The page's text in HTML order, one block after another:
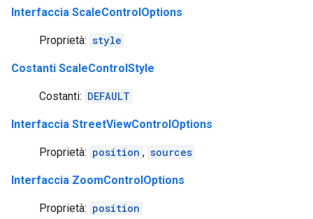
Interfaccia ScaleControlOptions
Proprietà: style
Costanti ScaleControlStyle
Costanti: DEFAULT
Interfaccia StreetViewControlOptions
Proprietà: position , sources
Interfaccia ZoomControlOptions
Proprietà: position